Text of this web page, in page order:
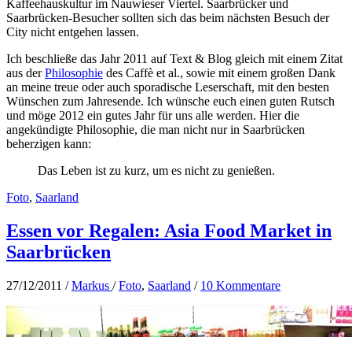
Kaffeehauskultur im Nauwieser Viertel. Saarbrücker und
Saarbrücken-Besucher sollten sich das beim nächsten Besuch der
City nicht entgehen lassen.
Ich beschließe das Jahr 2011 auf Text & Blog gleich mit einem Zitat
aus derPhilosophie des Caffè et al., sowie mit einem großen Dank
an meine treue oder auch sporadische Leserschaft, mit den besten
Wünschen zum Jahresende. Ich wünsche euch einen guten Rutsch
und möge 2012 ein gutes Jahr für uns alle werden. Hier die
angekündigte Philosophie, die man nicht nur in Saarbrücken
beherzigen kann:
Das Leben ist zu kurz, um es nicht zu genießen.
Foto, Saarland
Essen vor Regalen: Asia Food Market in
Saarbrücken
27/12/2011 /Markus /Foto, Saarland / 10 Kommentare